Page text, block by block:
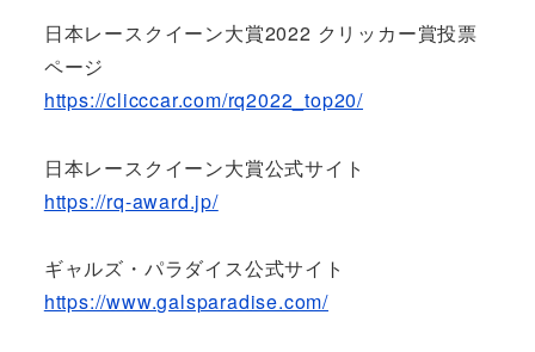
日本レースクイーン大賞2022 クリッカー賞投票
ページ
https://clicccar.com/rq2022_top20/
日本レースクイーン大賞公式サイト
https://rq-award.jp/
ギャルズ・パラダイス公式サイト
https://www.galsparadise.com/